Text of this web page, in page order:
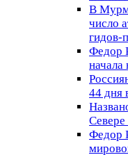
В
число
гидов-
Федор
начала
44 дня
Севере
Федор